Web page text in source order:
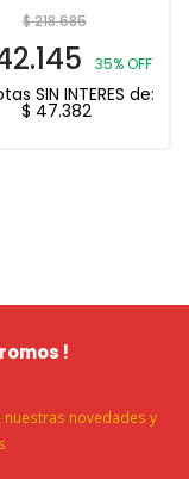
$218.685
35% OFF
SIN INTERES de:
$ 47.382
!
nuestras novedades y